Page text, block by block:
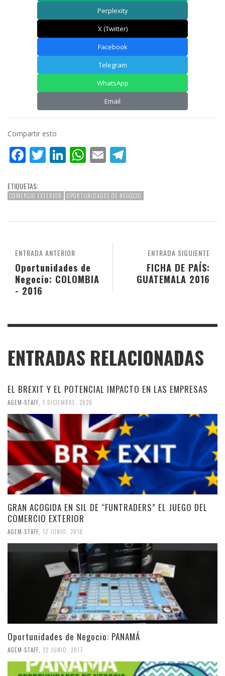
Perplexity
X (Twitter)
Facebook
Telegram
WhatsApp
Email
Compartir esto
Facebook
Twitter
LinkedIn
WhatsApp
Email
ETIQUETAS:
COMERCIO EXTERIOR OPORTUNIDADES DE NEGOCIO
ENTRADA SIGUIENTE
FICHA DE PAÍS:
GUATEMALA 2016
ENTRADA ANTERIOR
Oportunidades de
Negocio: COLOMBIA
- 2016
ENTRADAS RELACIONADAS
EL BREXIT Y EL POTENCIAL IMPACTO EN LAS EMPRESAS
AGEM-STAFF, 1 DICIEMBRE, 2020
GRAN ACOGIDA EN SIL DE “FUNTRADERS” EL JUEGO DEL
COMERCIO EXTERIOR
AGEM-STAFF 12 JUNIO, 2018
Oportunidades de Negocio: PANAMÁ
AGEM-STAFF 22 JUNIO, 2017